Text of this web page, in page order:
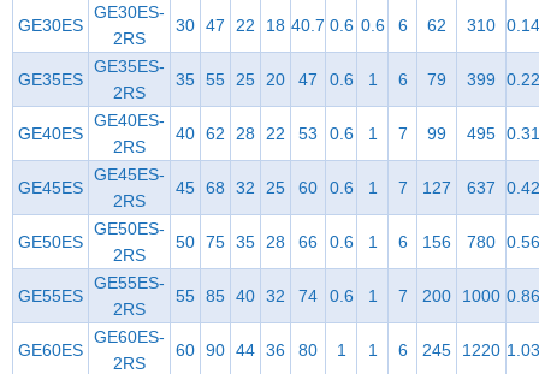
GE30ES
GE30ES-
2RS
30 47 22 18 40.7 0.6 0.6 6 62 310
GE35ES
GE35ES-
2RS
35 55 25 20 47 0.6 1 6 79 399
GE40ES
GE40ES-
2RS
40 62 28 22 53 0.6 1 7 99 495
GE45ES
GE45ES-
2RS
45 68 32 25 60 0.6 1 7 127 637
GE50ES
GE50ES-
2RS
50 75 35 28 66 0.6 1 6 156 780
GE55ES
GE55ES-
2RS
55 85 40 32 74 0.6 1 7 200 1000
GE60ES
GE60ES-
2RS
60 90 44 36 80 1 1 6 245 1220